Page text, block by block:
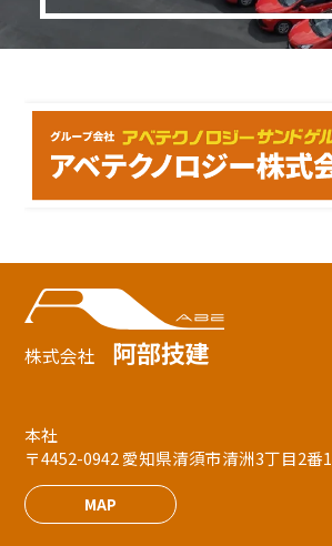
株式会社 阿部技建
本社
〒4452-0942 愛知県清須市清洲3丁目2番1
MAP